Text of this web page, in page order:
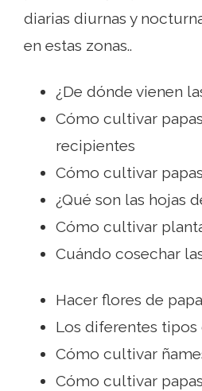
diarias diurnas y
en estas zonas..
¿De dónde vienen
Cómo cultivar
recipientes
Cómo cultivar
¿Qué son las hojas
Cómo cultivar
Cuándo cosechar
Hacer flores de
Los diferentes
Cómo cultivar
Cómo cultivar